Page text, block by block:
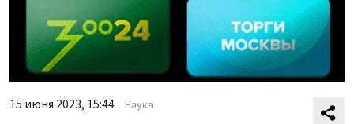
15 июня 2023, 15:44 Наука